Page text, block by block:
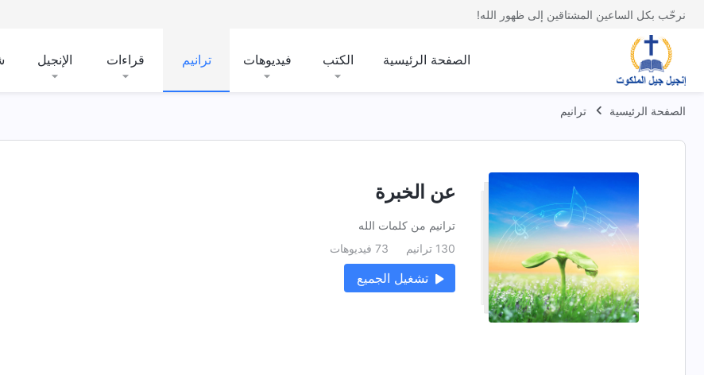
نرحّب بكل الساعين المشتاقين إلى ظهور الله!
الصفحة الرئيسية الكتب فيديوهات ترانيم قراءات الإنجيل
الصفحة الرئيسية ترانيم
عن الخبرة
ترانيم من كلمات الله
130 ترانيم
73 فيديوهات
تشغيل الجميع